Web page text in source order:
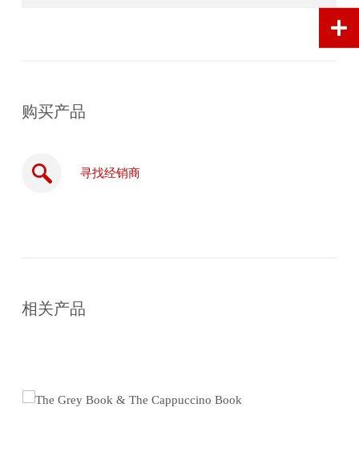
购买产品
寻找经销商
购
相关产品